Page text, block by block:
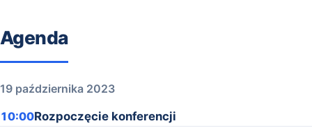
Agenda
19 października 2023
10:00Rozpoczęcie konferencji